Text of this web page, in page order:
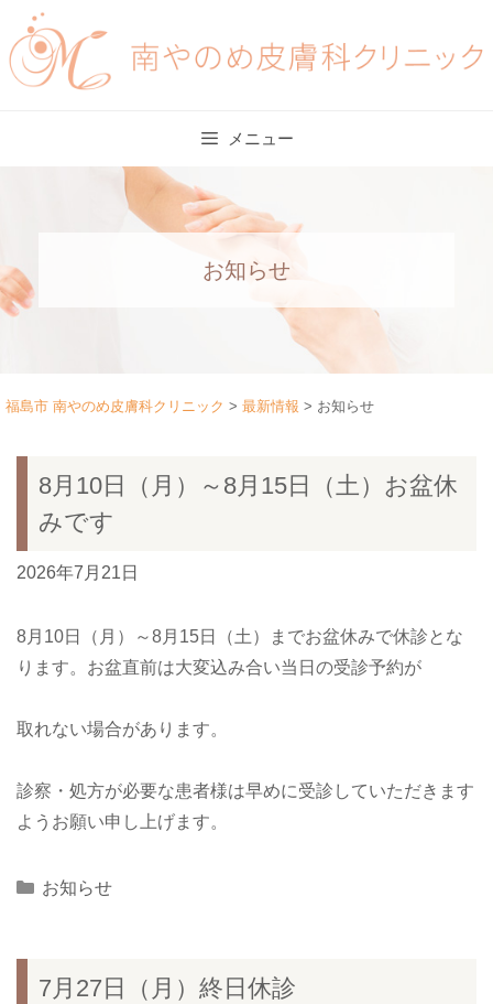
Skip
to
content
メニュー
お知らせ
福島市 南やのめ皮膚科クリニック > 最新情報 > お知らせ
8月10日（月）～8月15日（土）お盆休
みです
2026年7月21日
8月10日（月）～8月15日（土）までお盆休みで休診とな
ります。お盆直前は大変込み合い当日の受診予約が
取れない場合があります。
診察・処方が必要な患者様は早めに受診していただきます
ようお願い申し上げます。
Categories
お知らせ
7月27日（月）終日休診